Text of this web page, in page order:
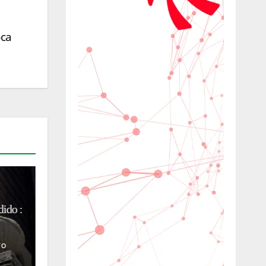
CULTURA
HISTÓRIA E CULTURA
Restaurada, Villa Blanc
transforma-se em símbolo da
preservação do patrimônio
romano
04/08/2026